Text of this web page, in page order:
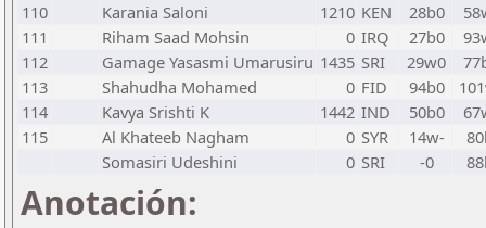
110
Karania Saloni 1210 KEN 28b0
111
Riham Saad Mohsin 0 IRQ 27b0
112
Gamage Yasasmi Umarusiru 1435 SRI 29w0
113
Shahudha Mohamed 0 FID 94b0
114
Kavya Srishti K 1442 IND 50b0
115
Al Khateeb Nagham 0 SYR 14w-
Somasiri Udeshini
0 SRI -0
Anotación: